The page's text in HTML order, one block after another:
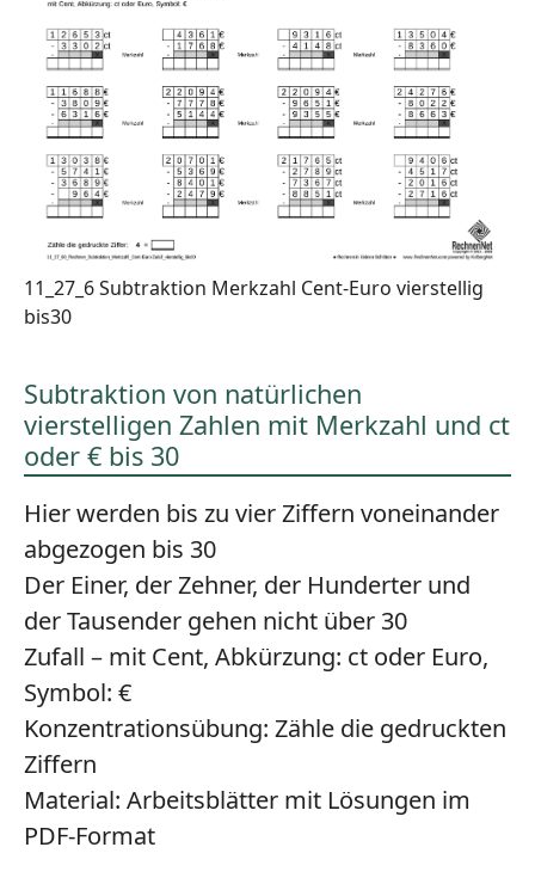
11_27_6 Subtraktion Merkzahl Cent-Euro vierstellig
bis30
Subtraktion von natürlichen
vierstelligen Zahlen mit Merkzahl und ct
oder € bis 30
Hier werden bis zu vier Ziffern voneinander
abgezogen bis 30
Der Einer, der Zehner, der Hunderter und
der Tausender gehen nicht über 30
Zufall – mit Cent, Abkürzung: ct oder Euro,
Symbol: €
Konzentrationsübung: Zähle die gedruckten
Ziffern
Material: Arbeitsblätter mit Lösungen im
PDF-Format